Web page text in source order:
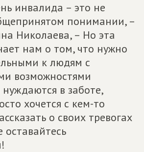
инвалида – это не
понимании, –
Николаева, – Но эта
нам о том, что нужно
к людям с
возможностями
в заботе,
хочется с кем-то
о своих тревогах
оставайтесь